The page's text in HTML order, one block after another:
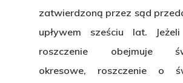
zatwierdzoną przez sąd
upływem sześciu lat.
roszczenie obejmuje
okresowe, roszczenie o